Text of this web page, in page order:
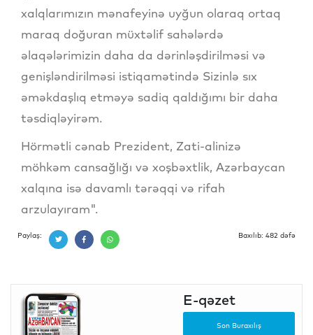
xalqlarımızın mənafeyinə uyğun olaraq ortaq
maraq doğuran müxtəlif sahələrdə
əlaqələrimizin daha da dərinləşdirilməsi və
genişləndirilməsi istiqamətində Sizinlə sıx
əməkdaşlıq etməyə sadiq qaldığımı bir daha
təsdiqləyirəm.
Hörmətli cənab Prezident, Zati-alinizə
möhkəm cansağlığı və xoşbəxtlik, Azərbaycan
xalqına isə davamlı tərəqqi və rifah
arzulayıram".
Paylaş: Baxılıb: 482 dəfə
E-qəzet
Son Buraxılış